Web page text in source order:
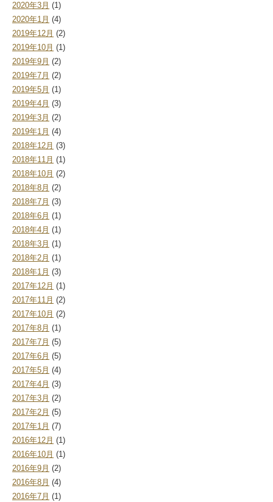
2020年3月 (1)
2020年1月 (4)
2019年12月 (2)
2019年10月 (1)
2019年9月 (2)
2019年7月 (2)
2019年5月 (1)
2019年4月 (3)
2019年3月 (2)
2019年1月 (4)
2018年12月 (3)
2018年11月 (1)
2018年10月 (2)
2018年8月 (2)
2018年7月 (3)
2018年6月 (1)
2018年4月 (1)
2018年3月 (1)
2018年2月 (1)
2018年1月 (3)
2017年12月 (1)
2017年11月 (2)
2017年10月 (2)
2017年8月 (1)
2017年7月 (5)
2017年6月 (5)
2017年5月 (4)
2017年4月 (3)
2017年3月 (2)
2017年2月 (5)
2017年1月 (7)
2016年12月 (1)
2016年10月 (1)
2016年9月 (2)
2016年8月 (4)
2016年7月 (1)